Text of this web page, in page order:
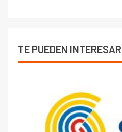
TE PUEDEN INTERESAR